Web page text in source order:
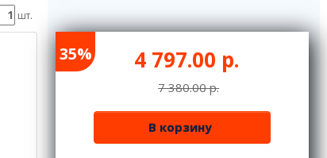
шт.
35% 4 797.00 р.
7 380.00 р.
В корзину